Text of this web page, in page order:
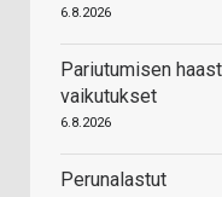
6.8.2026
Pariutumisen
vaikutukset
6.8.2026
Perunalastut